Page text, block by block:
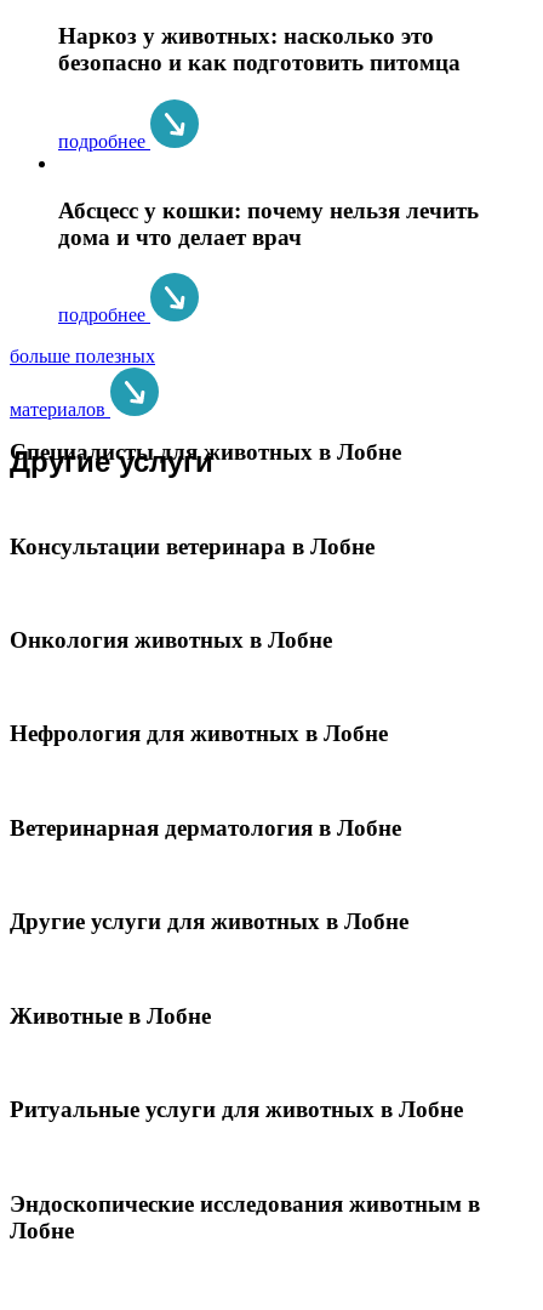
Наркоз у животных: насколько это
безопасно и как подготовить питомца
подробнее
Абсцесс у кошки: почему нельзя лечить
дома и что делает врач
подробнее
больше полезных
материалов
Другие услуги
Специалисты для животных в Лобне
Консультации ветеринара в Лобне
Онкология животных в Лобне
Нефрология для животных в Лобне
Ветеринарная дерматология в Лобне
Другие услуги для животных в Лобне
Животные в Лобне
Ритуальные услуги для животных в Лобне
Эндоскопические исследования животным в
Лобне